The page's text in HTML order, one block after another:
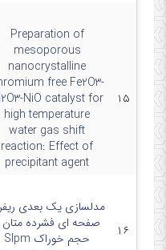
۱۵
Preparation of
mesoporous
nanocrystalline
free Fe2O3-
NiO catalyst for
high temperature
water gas shift
reaction: Effect of
precipitant agent
۱۶
مدلسازی یک بعدی
صفحه ای فشرده متان
حجم خوراک Slpm